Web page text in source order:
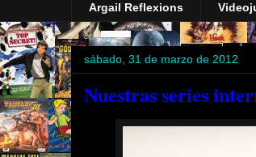
Argail Reflexions
sábado, 31 de marzo de 2012
Nuestras series